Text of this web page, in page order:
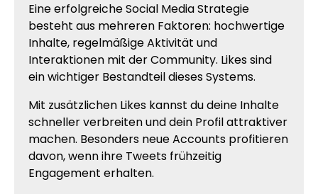
Eine erfolgreiche Social Media Strategie
besteht aus mehreren Faktoren: hochwertige
Inhalte, regelmäßige Aktivität und
Interaktionen mit der Community. Likes sind
ein wichtiger Bestandteil dieses Systems.
Mit zusätzlichen Likes kannst du deine Inhalte
schneller verbreiten und dein Profil attraktiver
machen. Besonders neue Accounts profitieren
davon, wenn ihre Tweets frühzeitig
Engagement erhalten.